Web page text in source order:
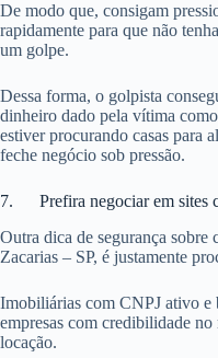
De modo que, consigam
rapidamente para que não
um golpe.
Dessa forma, o golpista
dinheiro dado pela vítima
estiver procurando casas para
feche negócio sob pressão.
7. Prefira negociar em sites
Outra dica de segurança sobre
Zacarias – SP, é justamente
Imobiliárias com CNPJ ativo e
empresas com credibilidade no
locação.